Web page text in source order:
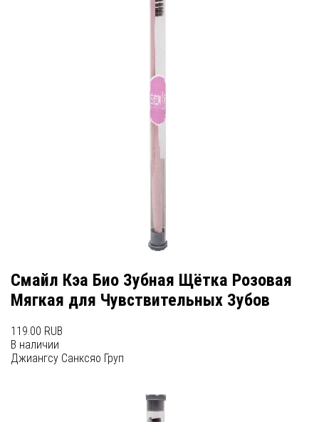
Смайл Кэа Био Зубная Щётка Розовая
Мягкая для Чувствительных Зубов
119.00 RUB
В наличии
Джиангсу Санксяо Груп